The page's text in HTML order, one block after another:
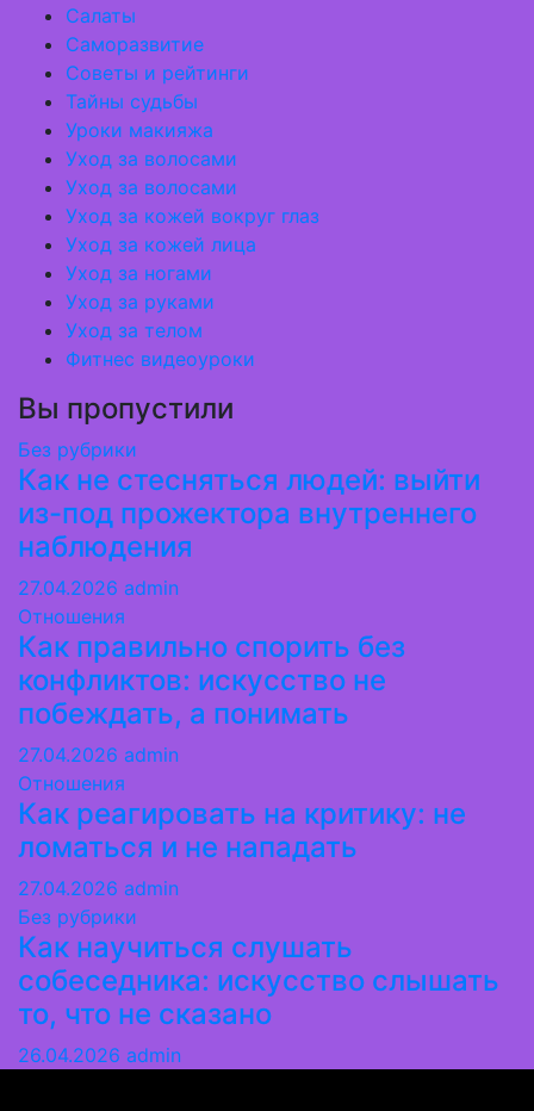
Салаты
Саморазвитие
Советы и рейтинги
Тайны судьбы
Уроки макияжа
Уход за волосами
Уход за волосами
Уход за кожей вокруг глаз
Уход за кожей лица
Уход за ногами
Уход за руками
Уход за телом
Фитнес видеоуроки
Вы пропустили
Без рубрики
Как не стесняться людей: выйти
из-под прожектора внутреннего
наблюдения
27.04.2026 admin
Отношения
Как правильно спорить без
конфликтов: искусство не
побеждать, а понимать
27.04.2026 admin
Отношения
Как реагировать на критику: не
ломаться и не нападать
27.04.2026 admin
Без рубрики
Как научиться слушать
собеседника: искусство слышать
то, что не сказано
26.04.2026 admin